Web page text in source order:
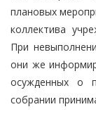
плановых
коллектива
При
они же
осужденных о
собрании